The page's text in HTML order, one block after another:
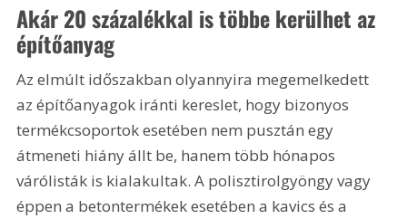
Akár 20 százalékkal is többe kerülhet az
építőanyag
Az elmúlt időszakban olyannyira megemelkedett
az építőanyagok iránti kereslet, hogy bizonyos
termékcsoportok esetében nem pusztán egy
átmeneti hiány állt be, hanem több hónapos
várólisták is kialakultak. A polisztirolgyöngy vagy
éppen a betontermékek esetében a kavics és a